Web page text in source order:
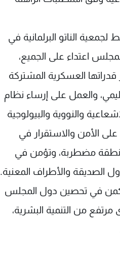
الناتو البرلمانية في
اعتداء على الجميع،
العسكرية المشتركة
والعمل على إرساء نظام
والنووية والبيولوجية
على الأمن والاستقرار في
منطقة مضطربة، وتؤمن في
الصديقة والأطراف المعنية.
تكمن في تحصين دول المجلس
من التنمية البشرية،